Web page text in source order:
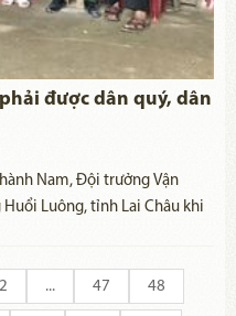
được dân quý, dân
Nam, Đội trưởng Vận
Luông, tỉnh Lai Châu khi
2 ... 47 48